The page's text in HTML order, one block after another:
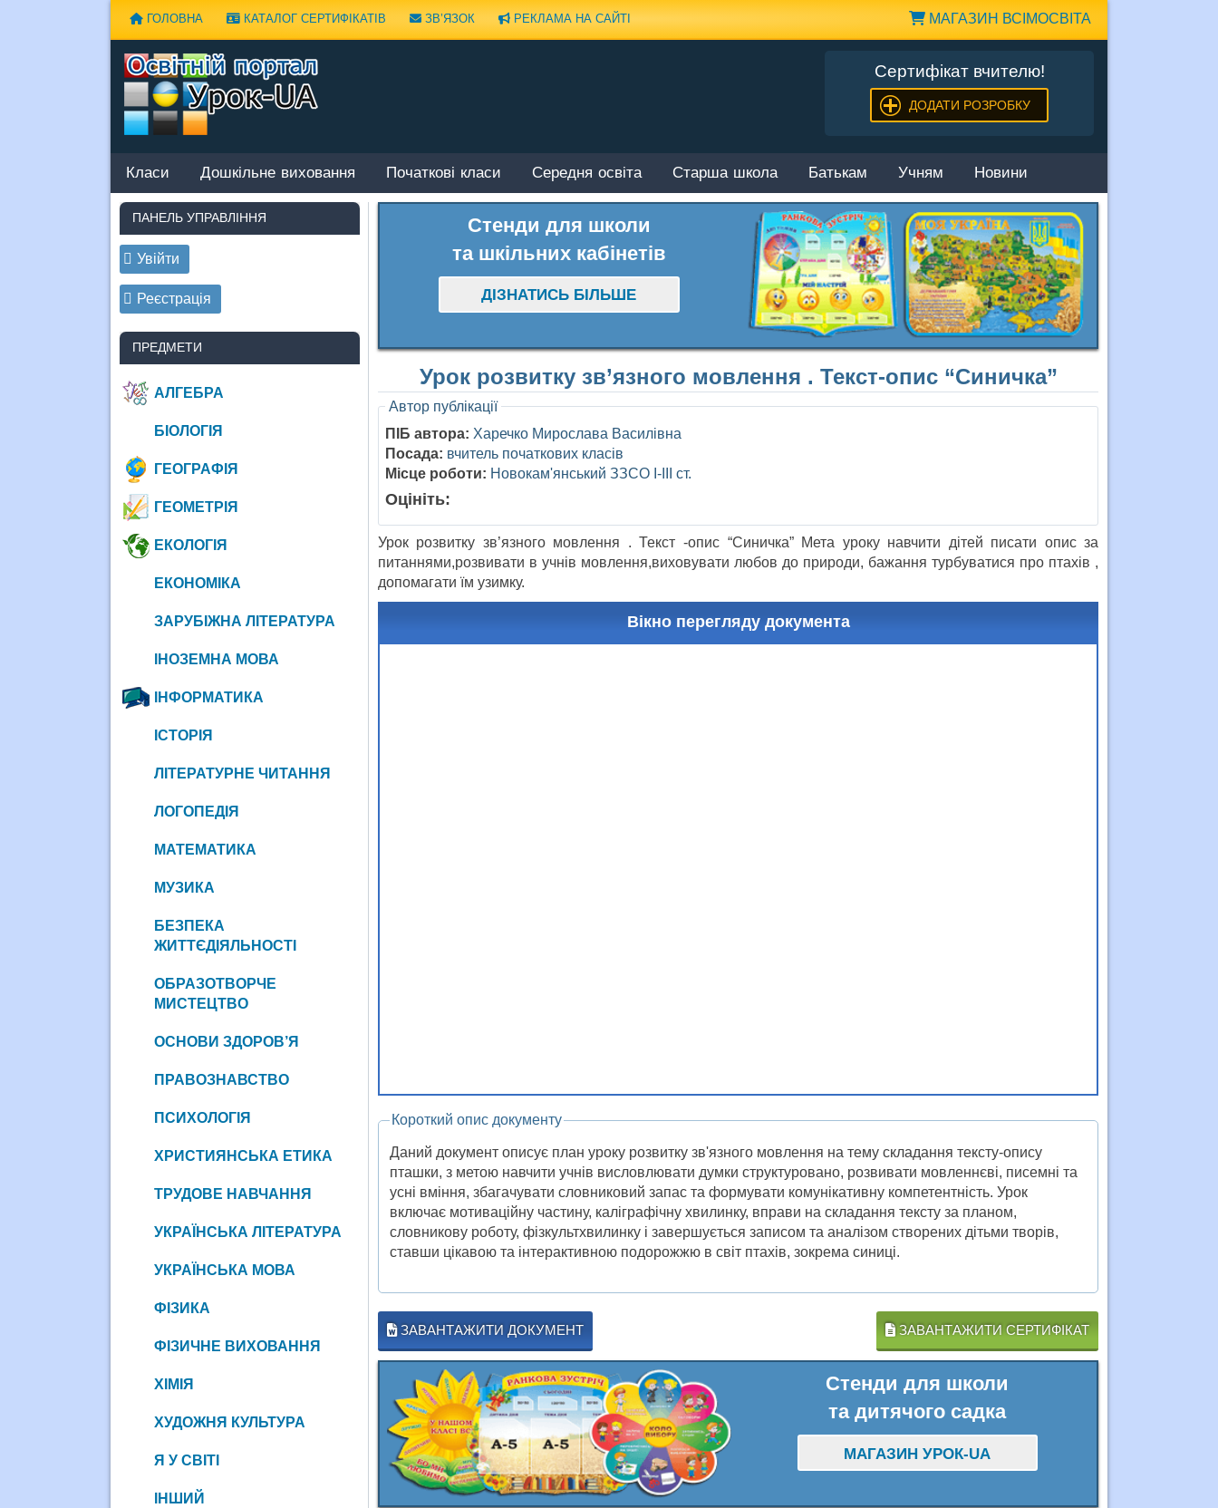
МАГАЗИН ВСІМОСВІТА
ГОЛОВНА КАТАЛОГ СЕРТИФІКАТІВ ЗВ’ЯЗОК РЕКЛАМА НА САЙТІ
Сертифікат вчителю!
ДОДАТИ РОЗРОБКУ
Класи Дошкільне виховання Початкові класи Середня освіта Старша школа Батькам Учням Новини
Стенди для школи
та шкільних кабінетів
ДІЗНАТИСЬ БІЛЬШЕ
Урок розвитку зв’язного мовлення . Текст-опис “Синичка”
Автор публікації
ПІБ автора: Харечко Мирослава Василівна
Посада: вчитель початкових класів
Місце роботи: Новокам'янський ЗЗСО I-III ст.
Оцініть:
Урок розвитку зв’язного мовлення . Текст -опис “Синичка” Мета уроку навчити дітей писати опис за
питаннями,розвивати в учнів мовлення,виховувати любов до природи, бажання турбуватися про птахів ,
допомагати їм узимку.
Вікно перегляду документа
Короткий опис документу
Даний документ описує план уроку розвитку зв'язного мовлення на тему складання тексту-опису
пташки, з метою навчити учнів висловлювати думки структуровано, розвивати мовленнєві, писемні та
усні вміння, збагачувати словниковий запас та формувати комунікативну компетентність. Урок
включає мотиваційну частину, каліграфічну хвилинку, вправи на складання тексту за планом,
словникову роботу, фізкультхвилинку і завершується записом та аналізом створених дітьми творів,
ставши цікавою та інтерактивною подорожжю в світ птахів, зокрема синиці.
ЗАВАНТАЖИТИ ДОКУМЕНТ ЗАВАНТАЖИТИ СЕРТИФІКАТ
Стенди для школи
та дитячого садка
МАГАЗИН УРОК-UA
ПАНЕЛЬ УПРАВЛІННЯ
Увійти
Реєстрація
ПРЕДМЕТИ
АЛГЕБРА
БІОЛОГІЯ
ГЕОГРАФІЯ
ГЕОМЕТРІЯ
ЕКОЛОГІЯ
ЕКОНОМІКА
ЗАРУБІЖНА ЛІТЕРАТУРА
ІНОЗЕМНА МОВА
ІНФОРМАТИКА
ІСТОРІЯ
ЛІТЕРАТУРНЕ ЧИТАННЯ
ЛОГОПЕДІЯ
МАТЕМАТИКА
МУЗИКА
БЕЗПЕКА
ЖИТТЄДІЯЛЬНОСТІ
ОБРАЗОТВОРЧЕ
МИСТЕЦТВО
ОСНОВИ ЗДОРОВ’Я
ПРАВОЗНАВСТВО
ПСИХОЛОГІЯ
ХРИСТИЯНСЬКА ЕТИКА
ТРУДОВЕ НАВЧАННЯ
УКРАЇНСЬКА ЛІТЕРАТУРА
УКРАЇНСЬКА МОВА
ФІЗИКА
ФІЗИЧНЕ ВИХОВАННЯ
ХІМІЯ
ХУДОЖНЯ КУЛЬТУРА
Я У СВІТІ
ІНШИЙ